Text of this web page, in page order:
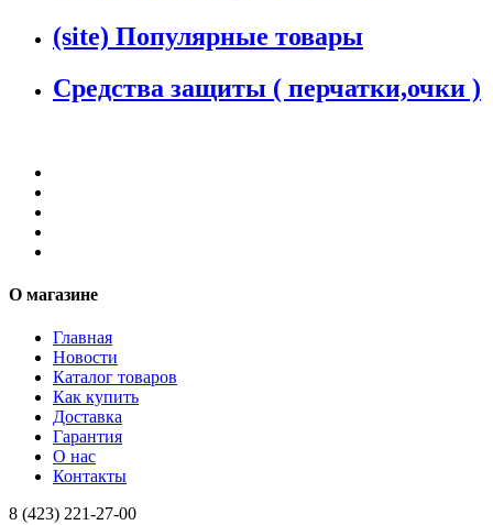
(site) Популярные товары
Средства защиты ( перчатки,очки )
О магазине
Главная
Новости
Каталог товаров
Как купить
Доставка
Гарантия
О нас
Контакты
8 (423) 221-27-00